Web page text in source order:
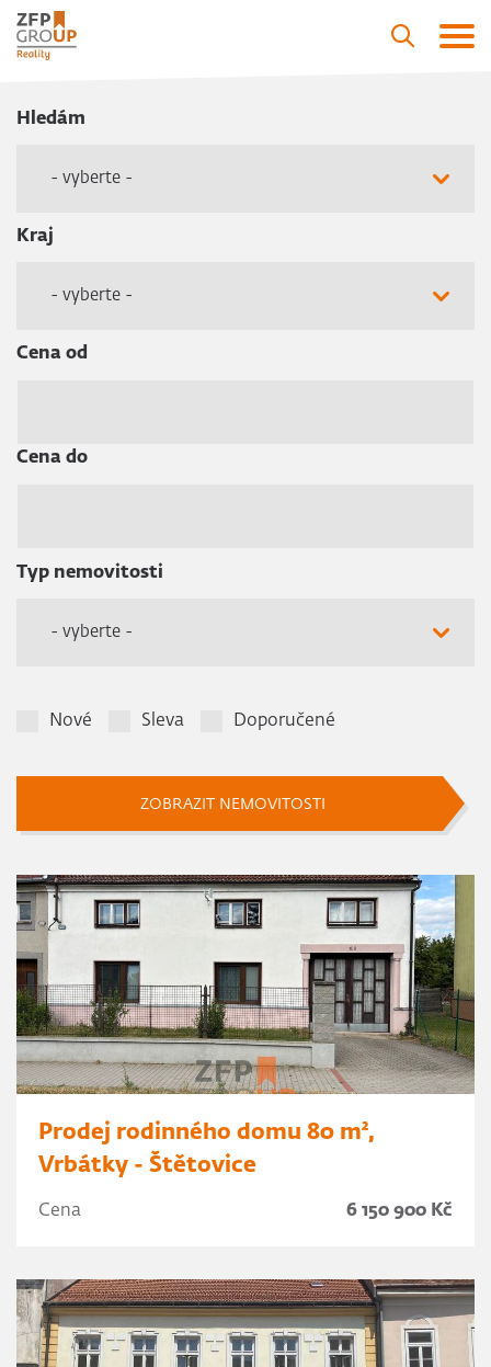
Hledám
- vyberte -
Kraj
- vyberte -
Cena od
Cena do
Typ nemovitosti
- vyberte -
Nové Sleva Doporučené
ZOBRAZIT NEMOVITOSTI
Prodej rodinného domu 80 m²,
Vrbátky - Štětovice
Cena 6 150 900 Kč